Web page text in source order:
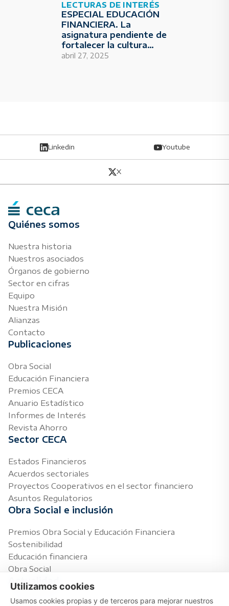
LECTURAS DE INTERÉS
ESPECIAL EDUCACIÓN
FINANCIERA. La
asignatura pendiente de
fortalecer la cultura
económica de la
abril 27, 2025
Linkedin Youtube
X
Quiénes somos
Nuestra historia
Nuestros asociados
Órganos de gobierno
Sector en cifras
Equipo
Nuestra Misión
Alianzas
Contacto
Publicaciones
Obra Social
Educación Financiera
Premios CECA
Anuario Estadístico
Informes de Interés
Revista Ahorro
Sector CECA
Estados Financieros
Acuerdos sectoriales
Proyectos Cooperativos en el sector financiero
Asuntos Regulatorios
Obra Social e inclusión
Premios Obra Social y Educación Financiera
Sostenibilidad
Educación financiera
Obra Social
Actualidad
Notas de prensa
Utilizamos cookies
Usamos cookies propias y de terceros para mejorar nuestros